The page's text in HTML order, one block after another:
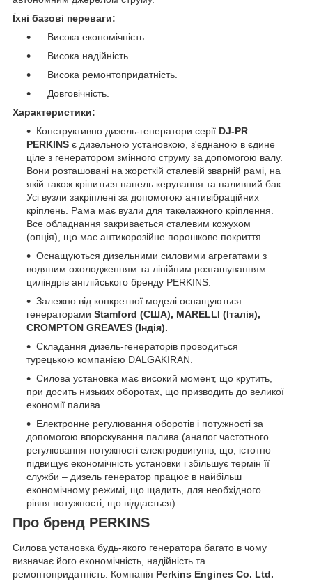
Їхні базові переваги:
Висока економічність.
Висока надійність.
Висока ремонтопридатність.
Довговічність.
Характеристики:
Конструктивно дизель-генератори серії DJ-PR
PERKINS є дизельною установкою, з'єднаною в єдине
ціле з генератором змінного струму за допомогою валу.
Вони розташовані на жорсткій сталевій зварній рамі, на
якій також кріпиться панель керування та паливний бак.
Усі вузли закріплені за допомогою антивібраційних
кріплень. Рама має вузли для такелажного кріплення.
Все обладнання закривається сталевим кожухом
(опція), що має антикорозійне порошкове покриття.
Оснащуються дизельними силовими агрегатами з
водяним охолодженням та лінійним розташуванням
циліндрів англійського бренду PERKINS.
Залежно від конкретної моделі оснащуються
генераторами Stamford (США), MARELLI (Італія),
CROMPTON GREAVES (Індія).
Складання дизель-генераторів проводиться
турецькою компанією DALGAKIRAN.
Силова установка має високий момент, що крутить,
при досить низьких оборотах, що призводить до великої
економії палива.
Електронне регулювання оборотів і потужності за
допомогою впорскування палива (аналог частотного
регулювання потужності електродвигунів, що, істотно
підвищує економічність установки і збільшує термін її
служби – дизель генератор працює в найбільш
економічному режимі, що щадить, для необхідного
рівня потужності, що віддається).
Про бренд PERKINS
Силова установка будь-якого генератора багато в чому
визначає його економічність, надійність та
ремонтопридатність. Компанія Perkins Engines Co. Ltd.